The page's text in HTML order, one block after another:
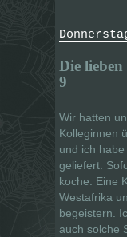
Die
9
Wir hatten
Kolleginnen
und ich
geliefert.
koche. Eine
Westafrika
begeistern.
auch solche